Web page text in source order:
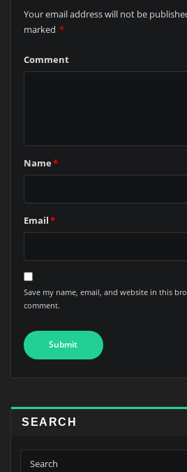
Your email address will not be
marked *
Comment
Name*
Email*
Save my name, email, and website in this
comment.
SEARCH